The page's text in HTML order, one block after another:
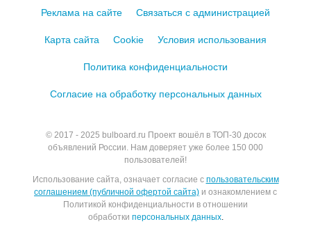
© 2017 - 2025 bulboard.ru Проект вошёл в ТОП-30 досок
объявлений России. Нам доверяет уже более 150 000
пользователей!
Использование сайта, означает согласие с пользовательским
соглашением (публичной офертой сайта) и ознакомлением с
Политикой конфиденциальности в отношении
обработки персональных данных.
Реклама на сайте
Связаться с администрацией
Карта сайта Cookie Условия использования
Политика конфиденциальности
Согласие на обработку персональных данных